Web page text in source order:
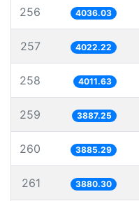
256 4036.03
257 4022.22
258 4011.63
259 3887.25
260 3885.29
261 3880.30